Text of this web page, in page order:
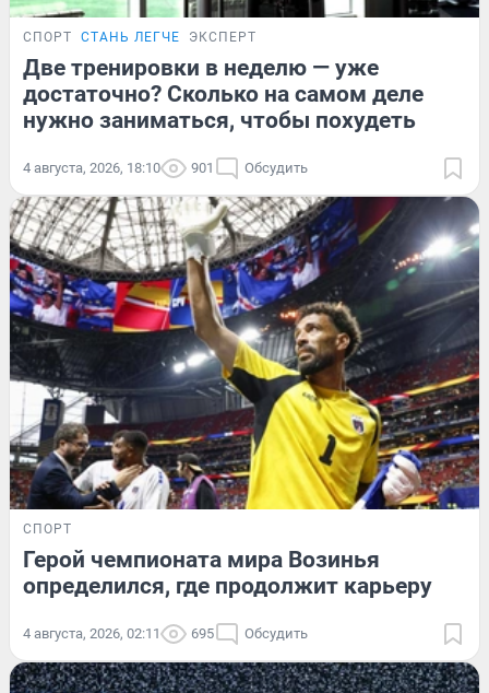
СПОРТ СТАНЬ ЛЕГЧЕ ЭКСПЕРТ
Две тренировки в неделю — уже
достаточно? Сколько на самом деле
нужно заниматься, чтобы похудеть
4 августа, 2026, 18:10 901 Обсудить
СПОРТ
Герой чемпионата мира Возинья
определился, где продолжит карьеру
4 августа, 2026, 02:11 695 Обсудить